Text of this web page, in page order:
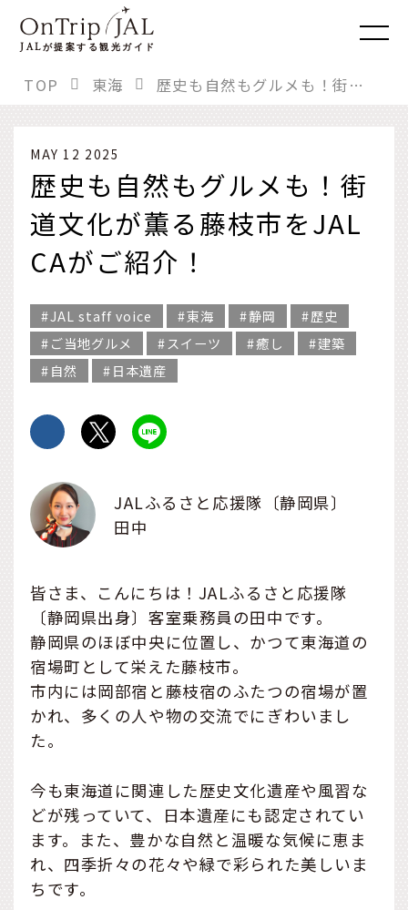
JALが提案する観光ガイド
TOP 東海 歴史も自然もグルメも！街道文化が薫る藤枝市をJAL CAがご紹介！
MAY 12 2025
歴史も自然もグルメも！街
道文化が薫る藤枝市をJAL
CAがご紹介！
JAL staff voice 東海 静岡
歴史
ご当地グルメ
スイーツ 癒し
建築
自然
日本遺産
JALふるさと応援隊〔静岡県〕
田中
皆さま、こんにちは！JALふるさと応援隊
〔静岡県出身〕客室乗務員の田中です。
静岡県のほぼ中央に位置し、かつて東海道の
宿場町として栄えた藤枝市。
市内には岡部宿と藤枝宿のふたつの宿場が置
かれ、多くの人や物の交流でにぎわいまし
た。
今も東海道に関連した歴史文化遺産や風習な
どが残っていて、日本遺産にも認定されてい
ます。また、豊かな自然と温暖な気候に恵ま
れ、四季折々の花々や緑で彩られた美しいま
ちです。